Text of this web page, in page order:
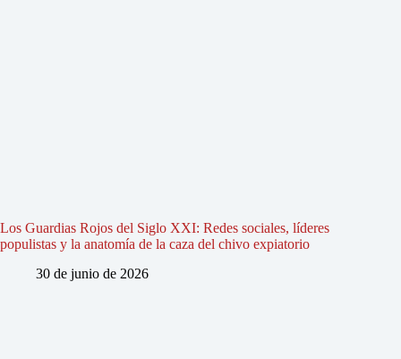
Los Guardias Rojos del Siglo XXI: Redes sociales, líderes
populistas y la anatomía de la caza del chivo expiatorio
30 de junio de 2026